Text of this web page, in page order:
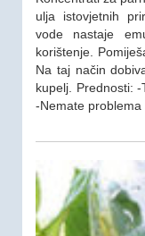
ulja istovjetnih
vode nastaje
korištenje.
Na taj način
kupelj. Prednosti:
-Nemate